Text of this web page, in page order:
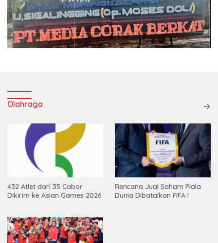
Olahraga
432 Atlet dari 35 Cabor
Dikirim ke Asian Games 2026
Rencana Jual Saham Piala
Dunia Dibatalkan FIFA !